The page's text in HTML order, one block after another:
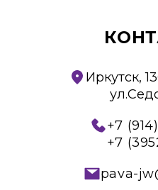
Иркутск,
+7
+7
pava-